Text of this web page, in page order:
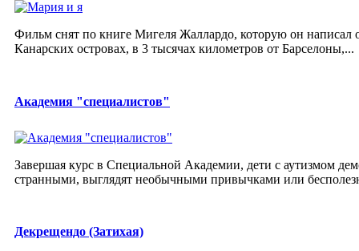
Фильм снят по книге Мигеля Жаллардо, которую он написал
Канарских островах, в 3 тысячах километров от Барселоны,...
Академия "специалистов"
Завершая курс в Специальной Академии, дети с аутизмом
странными, выглядят необычными привычками или
Декрещендо (Затихая)